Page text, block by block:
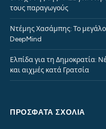
τους παραγωγούς
Ντέμης Χασάμπης: Το
DeepMind
Ελπίδα για τη Δημοκρατία:
και αιχμές κατά Γρατσία
ΠΡΌΣΦΑΤΑ ΣΧΌΛΙΑ